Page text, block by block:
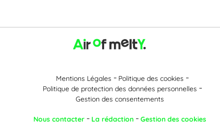
Mentions Légales
Politique des cookies
Politique de protection des données personnelles
Gestion des consentements
Nous contacter La rédaction Gestion des cookies